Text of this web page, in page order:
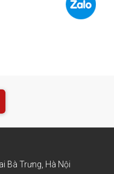
Bà Trưng, Hà Nội